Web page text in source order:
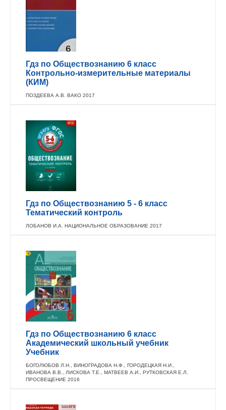
Гдз по Обществознанию 6 класс
Контрольно-измерительные материалы
(КИМ)
ПОЗДЕЕВА А.В. ВАКО 2017
Гдз по Обществознанию 5 - 6 класс
Тематический контроль
ЛОБАНОВ И.А. НАЦИОНАЛЬНОЕ ОБРАЗОВАНИЕ 2017
Гдз по Обществознанию 6 класс
Академический школьный учебник
Учебник
БОГОЛЮБОВ Л.Н., ВИНОГРАДОВА Н.Ф., ГОРОДЕЦКАЯ Н.И.,
ИВАНОВА В.В., ЛИСКОВА Т.Е., МАТВЕЕВ А.И., РУТКОВСКАЯ Е.Л.
ПРОСВЕЩЕНИЕ 2016